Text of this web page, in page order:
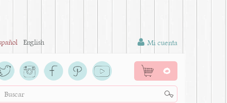
English Mi cuenta
0